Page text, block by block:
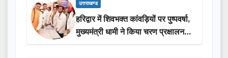
उत्तराखण्ड
हरिद्वार में शिवभक्त कांवड़ियों पर पुष्पवर्षा,
मुख्यमंत्री धामी ने किया चरण प्रक्षालन…